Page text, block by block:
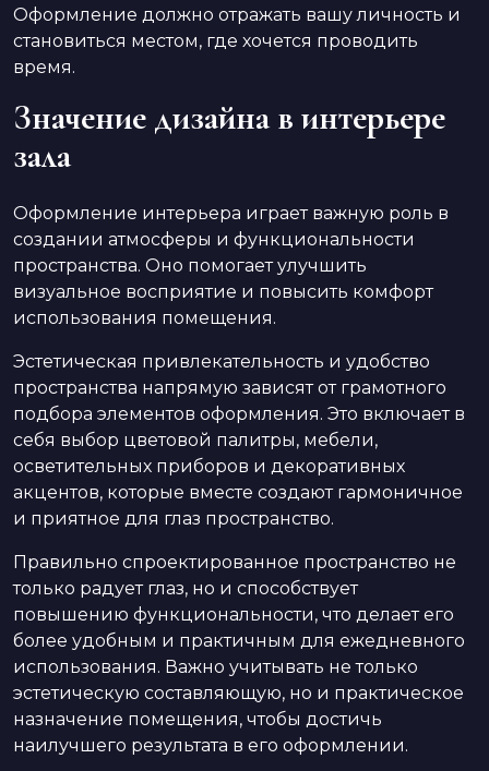
Оформление должно отражать вашу личность и
становиться местом, где хочется проводить
время.
Значение дизайна в интерьере
зала
Оформление интерьера играет важную роль в
создании атмосферы и функциональности
пространства. Оно помогает улучшить
визуальное восприятие и повысить комфорт
использования помещения.
Эстетическая привлекательность и удобство
пространства напрямую зависят от грамотного
подбора элементов оформления. Это включает в
себя выбор цветовой палитры, мебели,
осветительных приборов и декоративных
акцентов, которые вместе создают гармоничное
и приятное для глаз пространство.
Правильно спроектированное пространство не
только радует глаз, но и способствует
повышению функциональности, что делает его
более удобным и практичным для ежедневного
использования. Важно учитывать не только
эстетическую составляющую, но и практическое
назначение помещения, чтобы достичь
наилучшего результата в его оформлении.